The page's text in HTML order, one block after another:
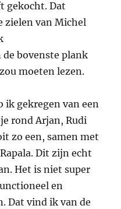
gekocht. Dat
zielen van Michel
de bovenste plank
moeten lezen.
ik gekregen van een
rond Arjan, Rudi
zo een, samen met
Dit zijn echt
Het is niet super
en
Dat vind ik van de